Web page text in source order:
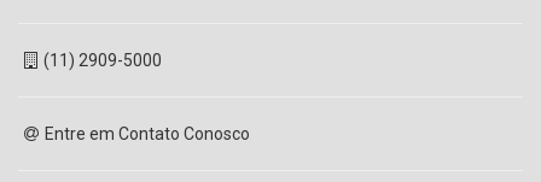
(11) 2909-5000
Entre em Contato Conosco